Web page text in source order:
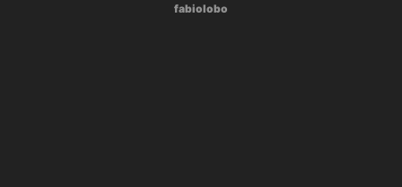
fabiolobo